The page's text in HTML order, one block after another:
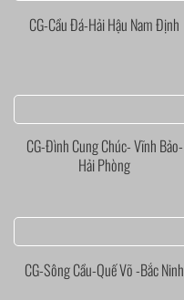
CG-Cầu Đá-Hải Hậu Nam Định
CG-Đình Cung Chúc- Vĩnh Bảo-
Hải Phòng
CG-Sông Cầu-Quế Võ -Bắc Ninh